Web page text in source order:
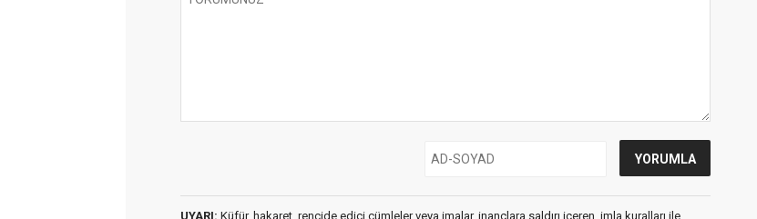
UYARI: Küfür, hakaret, rencide edici cümleler veya imalar, inançlara saldırı içeren, imla kuralları ile